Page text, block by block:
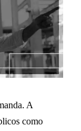
A
como